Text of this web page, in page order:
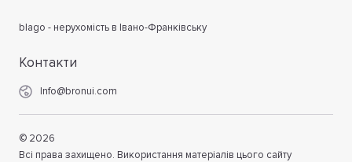
blago - нерухомість в Івано-Франківську
Контакти
Info@bronui.com
© 2026
Всі права захищено. Використання матеріалів цього сайту